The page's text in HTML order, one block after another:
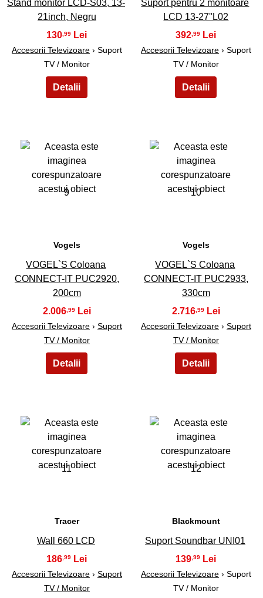
Stand monitor LCD-S03, 13-
21inch, Negru
130,99
Accesorii Televizoare› Suport
TV / Monitor
Suport pentru 2 monitoare
LCD 13-27''L02
392,99
Accesorii Televizoare› Suport
TV / Monitor
9
Vogels
VOGEL`S Coloana
CONNECT-IT PUC2920,
200cm
2.006,99
Accesorii Televizoare› Suport
TV / Monitor
10
Vogels
VOGEL`S Coloana
CONNECT-IT PUC2933,
330cm
2.716,99
Accesorii Televizoare› Suport
TV / Monitor
11
Tracer
Wall 660 LCD
186,99
Accesorii Televizoare› Suport
TV / Monitor
12
Blackmount
Suport Soundbar UNI01
139,99
Accesorii Televizoare› Suport
TV / Monitor